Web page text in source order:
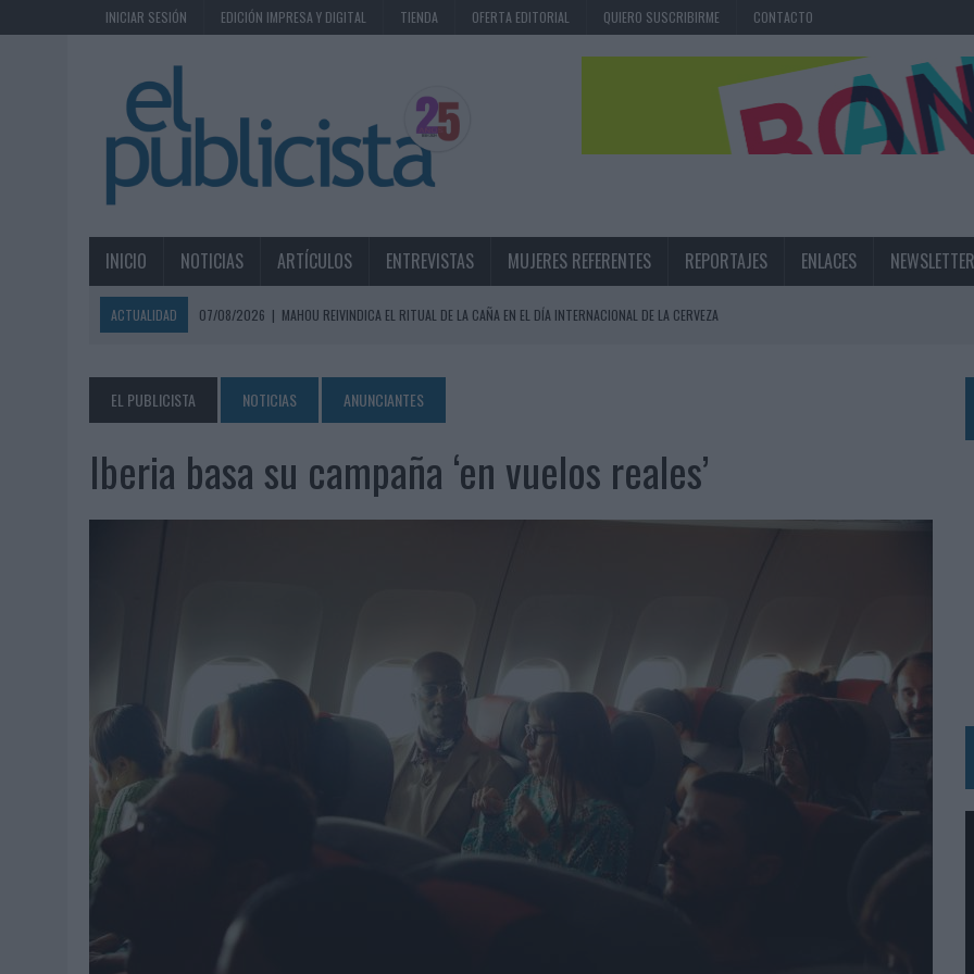
INICIAR SESIÓN EDICIÓN IMPRESA Y DIGITAL TIENDA OFERTA EDITORIAL QUIERO SUSCRIBIRME CONTACTO
INICIO NOTICIAS ARTÍCULOS ENTREVISTAS MUJERES REFERENTES REPORTAJES ENLACES NEWSLETTER
ACTUALIDAD 07/08/2026 | MAHOU REIVINDICA EL RITUAL DE LA CAÑA EN EL DÍA INTERNACIONAL DE LA CERVEZA
07/08/2026 | EL VERANO PONE A PRUEBA LA ESTRATEGIA DIGITAL DE LAS MARCAS
07/08/2026
VUELING CONVIERTE LOS RECUERDOS EN SOUVENIRS CON IA
07/08/2026
CUANDO SE APAGUE EL SOL, EL ECLIPSE DE 2026 PONDRÁ A PRUEBA LA CREATIVIDAD DE LAS MARCAS
SYSTEM1 NOMBRA A KIMBERLY BASTONI COMO NUEVA DIRECTORA COMERCIAL GLOBAL
06/08/2026
FRIGO Y UNIQLO LANZAN UNA COLECCIÓN PERSONALIZABLE INSPIRADA EN CORNETTO, CALIPPO Y SOLERO
06/08/2026
LA IA ESTÁ SUBIENDO EL LISTÓN DE LA CREATIVIDAD
05/08/2026
BEON WORLDWIDE LANZA RAÍZ URBANA PARA TRANSFORMAR EL PATRIMONIO HISTÓRICO EN ACTIVOS CULTURALES Y ECONÓMICOS
05/08/2026
FABRA COMUNICACIÓN INCORPORA A CASONÁ Y ASUME LA GESTIÓN DE SUS RELACIONES CON LOS MEDIOS
LOPESAN HOTELS & RESORTS ACERCA EL PARAÍSO CANARIO EN SU ÚLTIMA CAMPAÑA INTERNACIONAL
LUIS ARQUILLOS (BURGO DE ARIAS): “LA CONSTRUCCIÓN DE MARCA A LARGO PLAZO Y LA MEDICIÓN SON DOS CARAS DE LA MISMA
04/08/2026
EL PUBLICISTA NOTICIAS ANUNCIANTES
Iberia basa su campaña ‘en vuelos reales’